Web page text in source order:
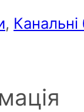
,